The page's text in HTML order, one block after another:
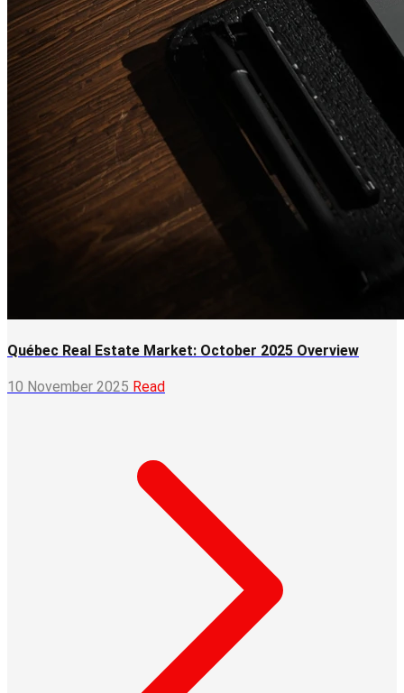
Québec Real Estate Market: October 2025 Overview
10 November 2025 Read